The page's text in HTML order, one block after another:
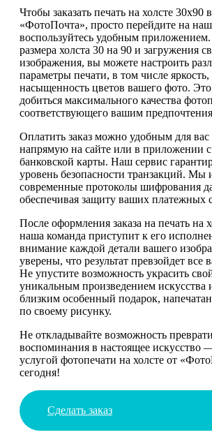
Чтобы заказать печать на холсте 30х90
«ФотоПочта», просто перейдите на
воспользуйтесь удобным
размера холста 30 на 90 и загружения
изображения, вы можете настроить
параметры печати, в том числе яркость,
насыщенность цветов вашего фото. Это
добиться максимального качества
соответствующего вашим
Оплатить заказ можно удобным для
напрямую на сайте или в приложении
банковской карты. Наш сервис
уровень безопасности транзакций. Мы
современные протоколы шифрования
обеспечивая защиту ваших платежных
После оформления заказа на печать на
наша команда приступит к его
внимание каждой детали вашего
уверены, что результат превзойдет
Не упустите возможность украсить
уникальным произведением искусства
близким особенный подарок,
по своему рисунку.
Не откладывайте возможность
воспоминания в настоящее искусство
услугой фотопечати на холсте от
сегодня!
Сделать заказ